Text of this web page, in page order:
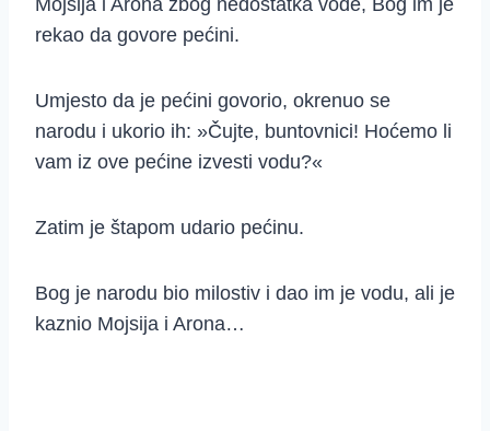
Mojsija i Arona zbog nedostatka vode, Bog im je
rekao da govore pećini.
Umjesto da je pećini govorio, okrenuo se
narodu i ukorio ih: »Čujte, buntovnici! Hoćemo li
vam iz ove pećine izvesti vodu?«
Zatim je štapom udario pećinu.
Bog je narodu bio milostiv i dao im je vodu, ali je
kaznio Mojsija i Arona…